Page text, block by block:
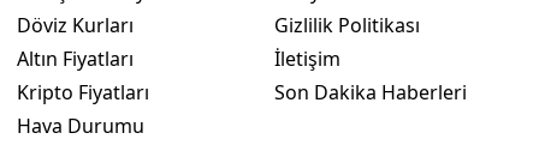
Döviz Kurları
Altın Fiyatları
Kripto Fiyatları
Hava Durumu
Gizlilik Politikası
İletişim
Son Dakika Haberleri